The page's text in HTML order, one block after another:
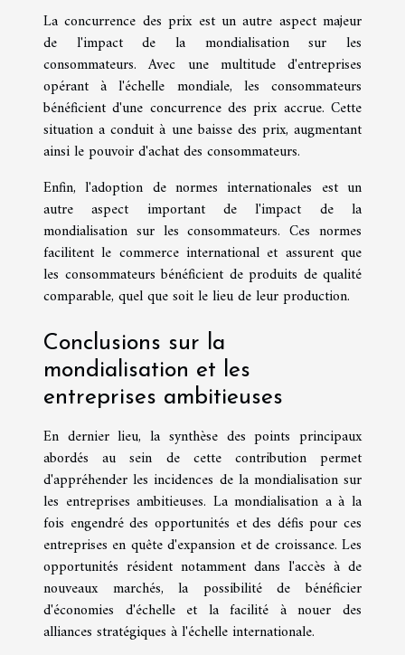
La concurrence des prix est un autre aspect majeur
de l'impact de la mondialisation sur les
consommateurs. Avec une multitude d'entreprises
opérant à l'échelle mondiale, les consommateurs
bénéficient d'une concurrence des prix accrue. Cette
situation a conduit à une baisse des prix, augmentant
ainsi le pouvoir d'achat des consommateurs.
Enfin, l'adoption de normes internationales est un
autre aspect important de l'impact de la
mondialisation sur les consommateurs. Ces normes
facilitent le commerce international et assurent que
les consommateurs bénéficient de produits de qualité
comparable, quel que soit le lieu de leur production.
Conclusions sur la
mondialisation et les
entreprises ambitieuses
En dernier lieu, la synthèse des points principaux
abordés au sein de cette contribution permet
d'appréhender les incidences de la mondialisation sur
les entreprises ambitieuses. La mondialisation a à la
fois engendré des opportunités et des défis pour ces
entreprises en quête d'expansion et de croissance. Les
opportunités résident notamment dans l'accès à de
nouveaux marchés, la possibilité de bénéficier
d'économies d'échelle et la facilité à nouer des
alliances stratégiques à l'échelle internationale.